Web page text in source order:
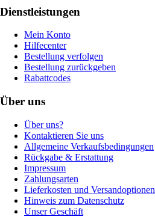
Dienstleistungen
Mein Konto
Hilfecenter
Bestellung verfolgen
Bestellung zurückgeben
Rabattcodes
Über uns
Über uns?
Kontaktieren Sie uns
Allgemeine Verkaufsbedingungen
Rückgabe & Erstattung
Impressum
Zahlungsarten
Lieferkosten und Versandoptionen
Hinweis zum Datenschutz
Unser Geschäft